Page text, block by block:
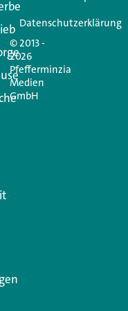
© 2013 -
2026
Pfefferminzia
Medien
GmbH
Datenschutzerklärung